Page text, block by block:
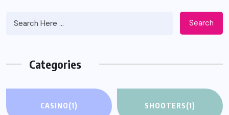
Search
Categories
CASINO(1) SHOOTERS(1)